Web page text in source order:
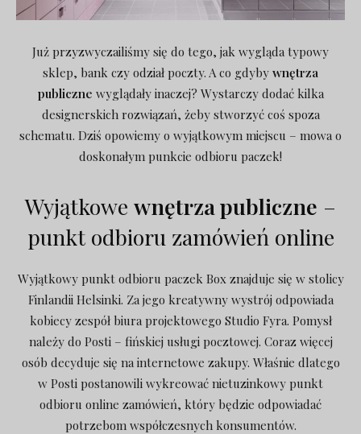
Już przyzwyczailiśmy się do tego, jak wygląda typowy
sklep, bank czy odział poczty. A co gdyby wnętrza
publiczne wyglądały inaczej? Wystarczy dodać kilka
designerskich rozwiązań, żeby stworzyć coś spoza
schematu. Dziś opowiemy o wyjątkowym miejscu – mowa o
doskonałym punkcie odbioru paczek!
Wyjątkowe wnętrza publiczne –
punkt odbioru zamówień online
Wyjątkowy punkt odbioru paczek Box znajduje się w stolicy
Finlandii Helsinki. Za jego kreatywny wystrój odpowiada
kobiecy zespół biura projektowego Studio Fyra. Pomysł
należy do Posti – fińskiej usługi pocztowej. Coraz więcej
osób decyduje się na internetowe zakupy. Właśnie dlatego
w Posti postanowili wykreować nietuzinkowy punkt
odbioru online zamówień, który będzie odpowiadać
potrzebom współczesnych konsumentów.